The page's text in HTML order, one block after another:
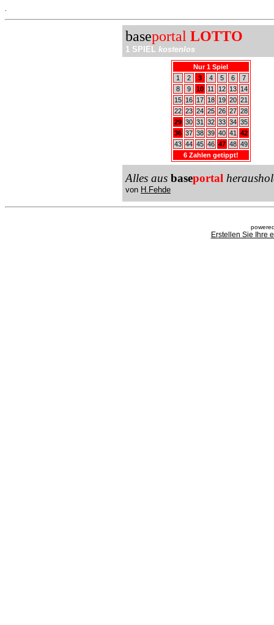
baseportal LOTTO
1 SPIEL kostenlos
Nur 1 Spiel
1
2 3 4 5 6
7
8
9 10 11 12 13
14
15
16 17 18 19 20 21
22 23 24 25 26 27 28
29 30 31 32 33 34 35
36 37 38 39 40 41
42
43 44 45 46 47 48 49
6 Zahlen getippt!
Alles aus baseportal
von H.Fehde
Erstellen Sie Ihre